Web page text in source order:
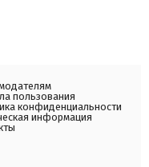
пользования
конфиденциальности
информация